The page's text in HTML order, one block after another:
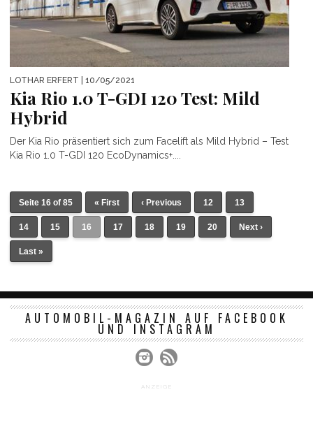
LOTHAR ERFERT | 10/05/2021
Kia Rio 1.0 T-GDI 120 Test: Mild
Hybrid
Der Kia Rio präsentiert sich zum Facelift als Mild Hybrid – Test
Kia Rio 1.0 T-GDI 120 EcoDynamics+....
Seite 16 of 85 « First ‹ Previous 12 13
14 15 16 17 18 19 20 Next ›
Last »
AUTOMOBIL-MAGAZIN AUF FACEBOOK
UND INSTAGRAM
ANZEIGE